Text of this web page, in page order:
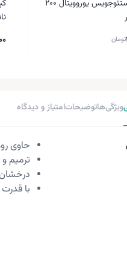
شربت استئوجویس یوروویتال ۲۰۰
تومان
ویژگی‌هاتوضیحاتامتیاز و دیدگاه
حاوی
ترمیم
با قدرت